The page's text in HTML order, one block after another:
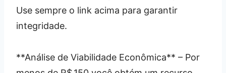
Use sempre o link acima para garantir
integridade.
**Análise de Viabilidade Econômica** – Por